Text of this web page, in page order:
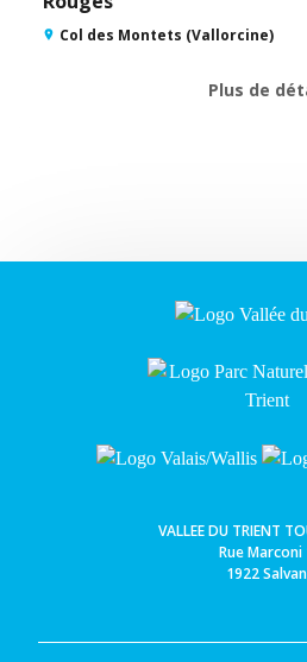
Col des Montets (Vallorcine)
Plus de
VALLEE DU TRIENT
Rue Marconi
1922 Salvan